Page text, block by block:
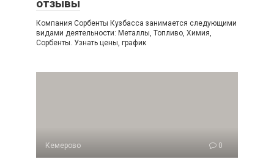
отзывы
Компания Сорбенты Кузбасса занимается следующими
видами деятельности: Металлы, Топливо, Химия,
Сорбенты. Узнать цены, график
Кемерово 0